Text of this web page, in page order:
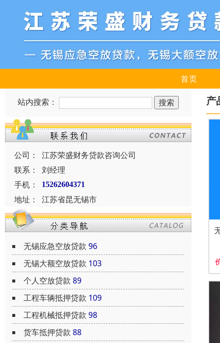
首页
站内搜索：
公司：
江苏荣盛财务贷款咨询公司
联系：
刘经理
手机：
15262604371
地址： 江苏省昆无锡市
无锡应急空放贷款 96
无锡大额空放贷款 103
个人空放贷款 89
工程车辆抵押贷款 109
工程机械抵押贷款 98
货车抵押贷款 88
产